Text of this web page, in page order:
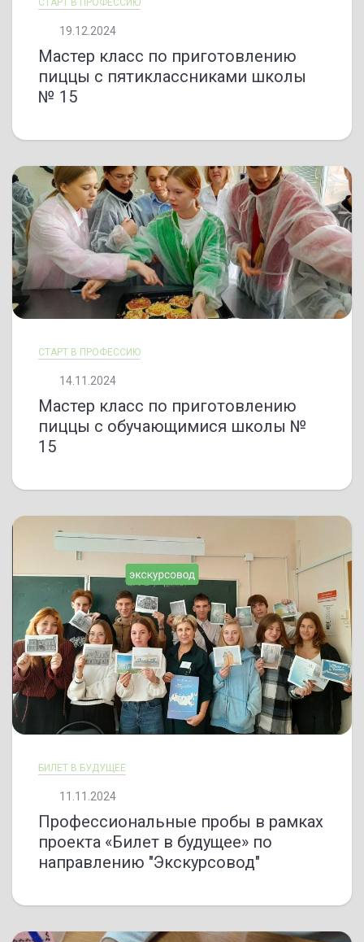
СТАРТ В ПРОФЕССИЮ
19.12.2024
Мастер класс по приготовлению
пиццы с пятиклассниками школы
№ 15
СТАРТ В ПРОФЕССИЮ
14.11.2024
Мастер класс по приготовлению
пиццы с обучающимися школы №
15
БИЛЕТ В БУДУЩЕЕ
11.11.2024
Профессиональные пробы в рамках
проекта «Билет в будущее» по
направлению "Экскурсовод"